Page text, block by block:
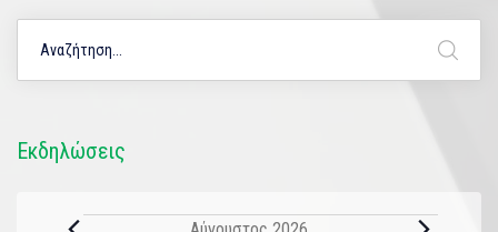
Εκδηλώσεις